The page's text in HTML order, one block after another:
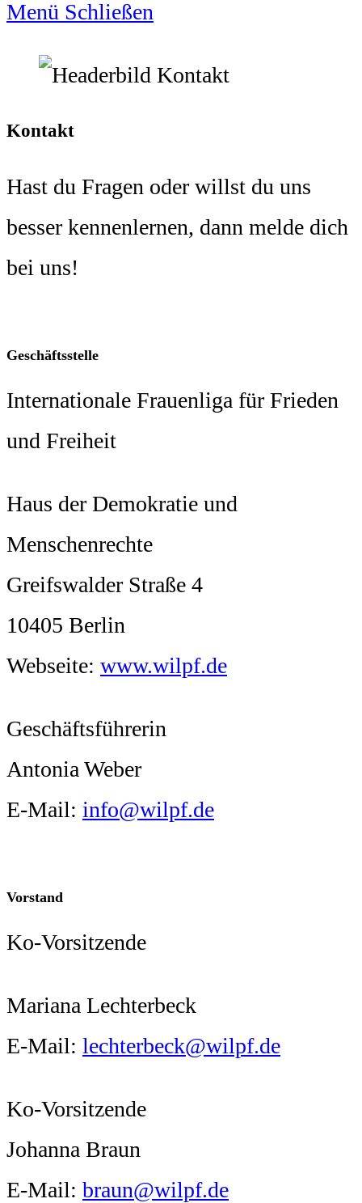
Menü Schließen
Kontakt
Hast du Fragen oder willst du uns
besser kennenlernen, dann melde dich
bei uns!
Geschäftsstelle
Internationale Frauenliga für Frieden
und Freiheit
Haus der Demokratie und
Menschenrechte
Greifswalder Straße 4
10405 Berlin
Webseite: www.wilpf.de
Geschäftsführerin
Antonia Weber
E-Mail: info@wilpf.de
Vorstand
Ko-Vorsitzende
Mariana Lechterbeck
E-Mail: lechterbeck@wilpf.de
Ko-Vorsitzende
Johanna Braun
E-Mail: braun@wilpf.de